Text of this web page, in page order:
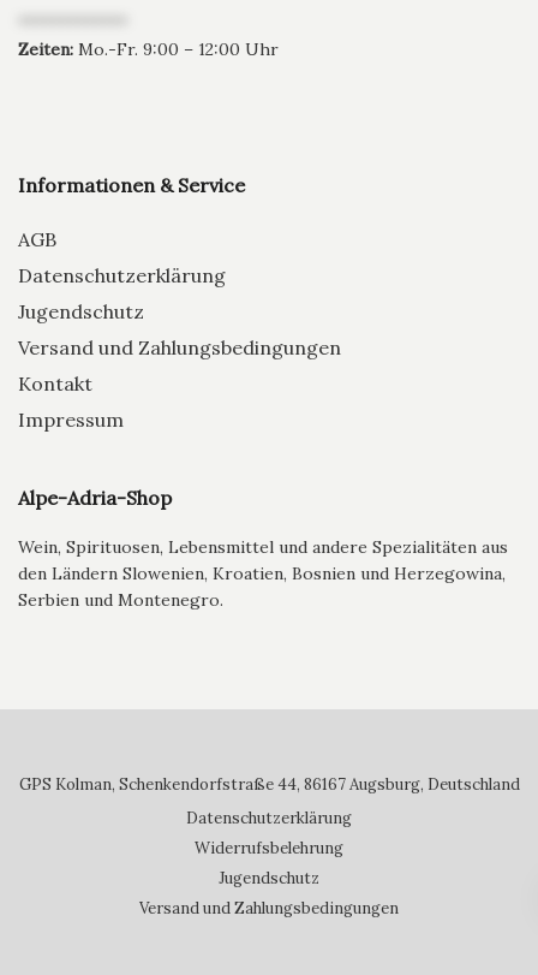
Zeiten: Mo.-Fr. 9:00 – 12:00 Uhr
Informationen & Service
AGB
Datenschutzerklärung
Jugendschutz
Versand und Zahlungsbedingungen
Kontakt
Impressum
Alpe-Adria-Shop
Wein, Spirituosen, Lebensmittel und andere Spezialitäten aus
den Ländern Slowenien, Kroatien, Bosnien und Herzegowina,
Serbien und Montenegro.
GPS Kolman, Schenkendorfstraße 44, 86167 Augsburg, Deutschland
Datenschutzerklärung
Widerrufsbelehrung
Jugendschutz
Versand und Zahlungsbedingungen